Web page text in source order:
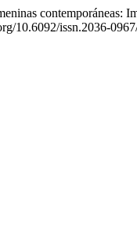
contemporáneas:
10.6092/issn.2036-